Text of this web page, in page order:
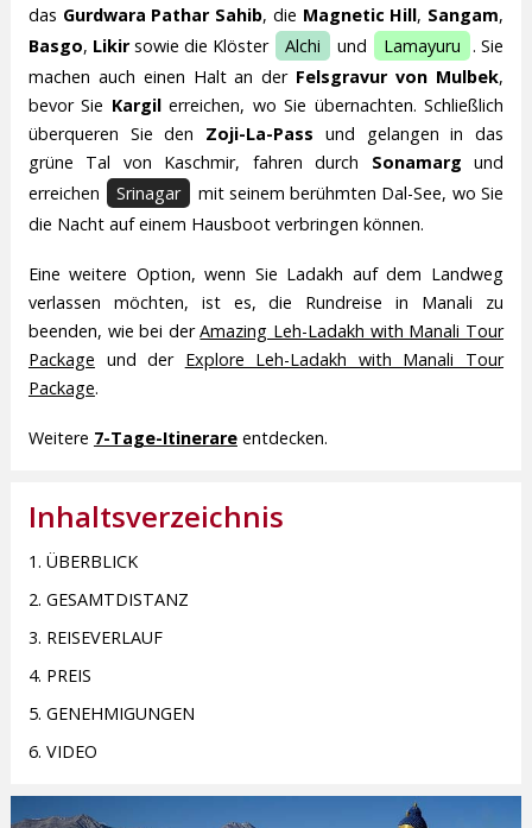
das Gurdwara Pathar Sahib, die Magnetic Hill, Sangam,
Basgo, Likirsowie die Klöster Alchi und Lamayuru . Sie
machen auch einen Halt an der Felsgravur von Mulbek,
bevor Sie Kargilerreichen, wo Sie übernachten. Schließlich
überqueren Sie den Zoji-La-Pass und gelangen in das
grüne Tal von Kaschmir, fahren durch Sonamarg und
erreichen
Srinagar
mit seinem berühmten Dal-See, wo Sie
die Nacht auf einem Hausboot verbringen können.
Eine weitere Option, wenn Sie Ladakh auf dem Landweg
verlassen möchten, ist es, die Rundreise in Manali zu
beenden, wie bei derAmazing Leh-Ladakh with Manali Tour
Package und der Explore Leh-Ladakh with Manali Tour
Package.
Weitere 7-Tage-Itinerareentdecken.
Inhaltsverzeichnis
1. ÜBERBLICK
2. GESAMTDISTANZ
3. REISEVERLAUF
4. PREIS
5. GENEHMIGUNGEN
6. VIDEO